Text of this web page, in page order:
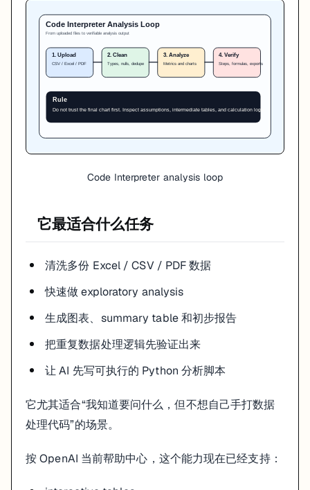
Code Interpreter analysis loop
它最适合什么任务
清洗多份 Excel / CSV / PDF 数据
快速做 exploratory analysis
生成图表、summary table 和初步报告
把重复数据处理逻辑先验证出来
让 AI 先写可执行的 Python 分析脚本
它尤其适合“我知道要问什么，但不想自己手打数据
处理代码”的场景。
按 OpenAI 当前帮助中心，这个能力现在已经支持：